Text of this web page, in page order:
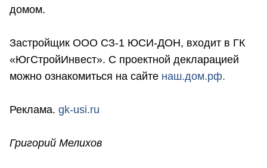
домом.
Застройщик ООО СЗ-1 ЮСИ-ДОН, входит в ГК
«ЮгСтройИнвест». С проектной декларацией
можно ознакомиться на сайте наш.дом.рф.
Реклама. gk-usi.ru
Григорий Мелихов